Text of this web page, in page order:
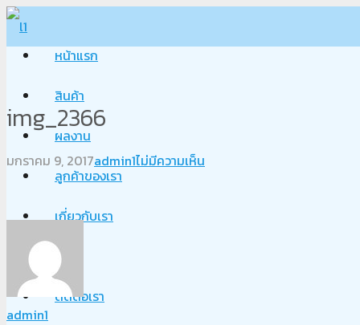
หน้าแรก
สินค้า
ผลงาน
ลูกค้าของเรา
เกี่ยวกับเรา
Blog
ติดต่อเรา
img_2366
มกราคม 9, 2017admin1ไม่มีความเห็น
admin1